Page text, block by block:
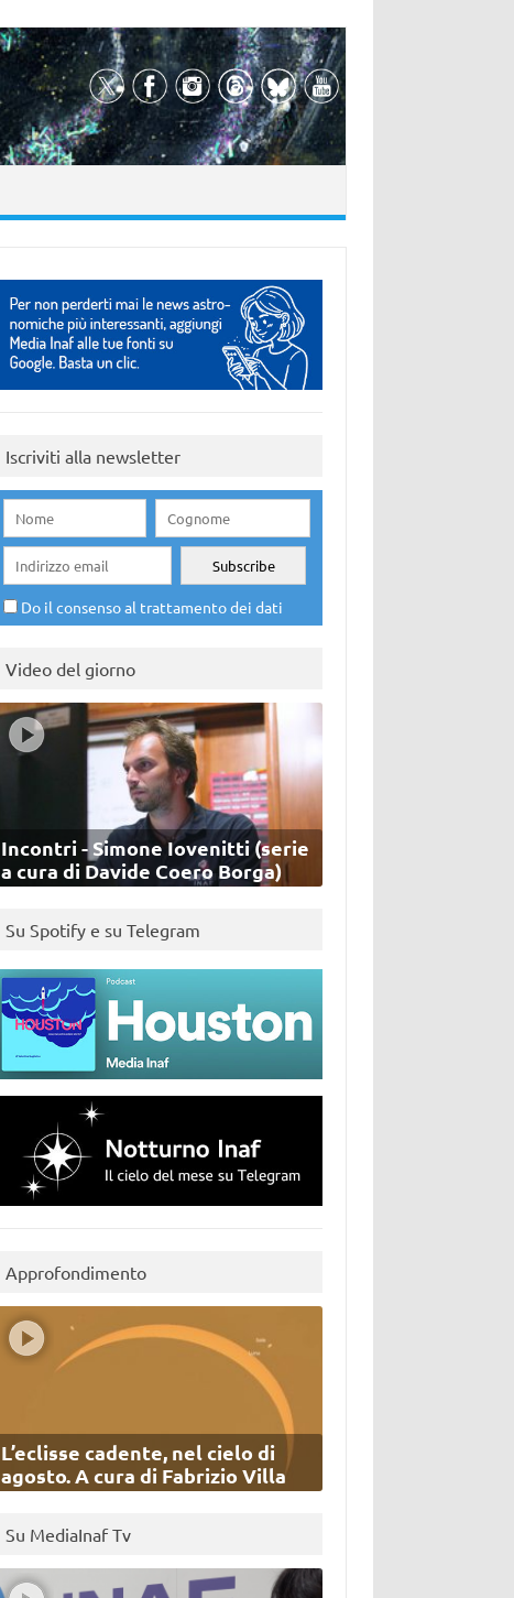
Iscriviti alla newsletter
Do il consenso al trattamento dei dati
Video del giorno
Incontri - Simone Iovenitti (serie
a cura di Davide Coero Borga)
Su Spotify e su Telegram
Approfondimento
L’eclisse cadente, nel cielo di
agosto. A cura di Fabrizio Villa
Su MediaInaf Tv